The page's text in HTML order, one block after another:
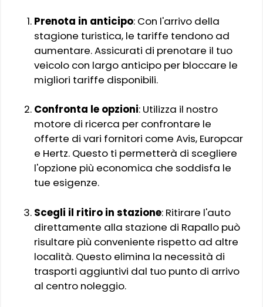
Prenota in anticipo: Con l'arrivo della
stagione turistica, le tariffe tendono ad
aumentare. Assicurati di prenotare il tuo
veicolo con largo anticipo per bloccare le
migliori tariffe disponibili.
Confronta le opzioni: Utilizza il nostro
motore di ricerca per confrontare le
offerte di vari fornitori come Avis, Europcar
e Hertz. Questo ti permetterà di scegliere
l'opzione più economica che soddisfa le
tue esigenze.
Scegli il ritiro in stazione: Ritirare l'auto
direttamente alla stazione di Rapallo può
risultare più conveniente rispetto ad altre
località. Questo elimina la necessità di
trasporti aggiuntivi dal tuo punto di arrivo
al centro noleggio.